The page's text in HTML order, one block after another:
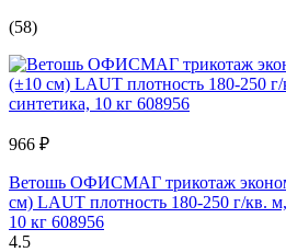
(58)
966 ₽
Ветошь ОФИСМАГ трикотаж
см) LAUT плотность 180-250 г/кв.
10 кг 608956
4.5